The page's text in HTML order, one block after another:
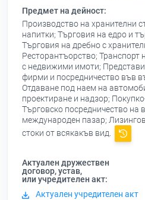
Предмет на дейност:
Производство на хранителни
напитки; Търговия на едро и
Търговия на дребно с
Ресторантъорство; Транспорт
с недвижими имоти;
фирми и посредничество във
Отдаване под наем на
проектиране и надзор;
Търговско посредничество на
международен пазар;
стоки от всякакъв вид.
Актуален дружествен
договор, устав,
или учредителен акт:
Актуален учредителен акт